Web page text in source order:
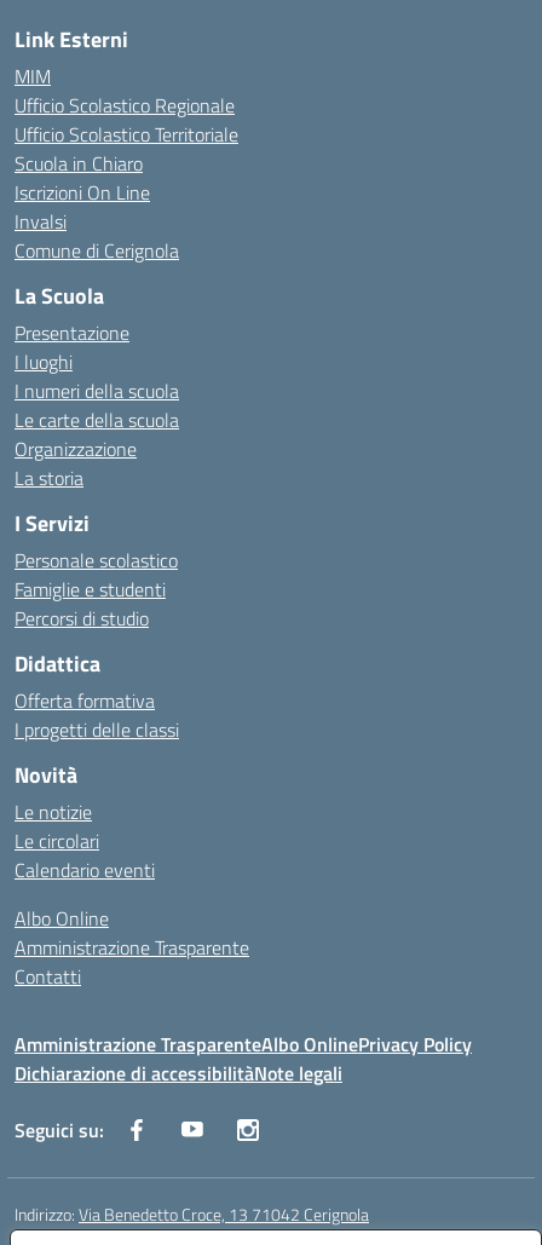
Link Esterni
MIM
Ufficio Scolastico Regionale
Ufficio Scolastico Territoriale
Scuola in Chiaro
Iscrizioni On Line
Invalsi
Comune di Cerignola
La Scuola
Presentazione
I luoghi
I numeri della scuola
Le carte della scuola
Organizzazione
La storia
I Servizi
Personale scolastico
Famiglie e studenti
Percorsi di studio
Didattica
Offerta formativa
I progetti delle classi
Novità
Le notizie
Le circolari
Calendario eventi
Albo Online
Amministrazione Trasparente
Contatti
Amministrazione TrasparenteAlbo OnlinePrivacy Policy
Dichiarazione di accessibilitàNote legali
Seguici su:
Indirizzo:Via Benedetto Croce, 13 71042 Cerignola
Centralino: